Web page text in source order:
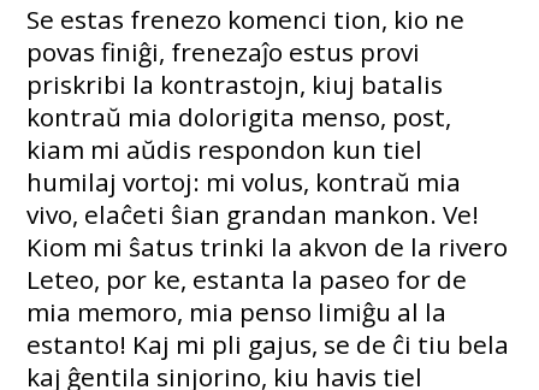
Se estas frenezo komenci tion, kio ne
povas finiĝi, frenezaĵo estus provi
priskribi la kontrastojn, kiuj batalis
kontraŭ mia dolorigita menso, post,
kiam mi aŭdis respondon kun tiel
humilaj vortoj: mi volus, kontraŭ mia
vivo, elaĉeti ŝian grandan mankon. Ve!
Kiom mi ŝatus trinki la akvon de la rivero
Leteo, por ke, estanta la paseo for de
mia memoro, mia penso limiĝu al la
estanto! Kaj mi pli gajus, se de ĉi tiu bela
kaj ĝentila sinjorino, kiu havis tiel